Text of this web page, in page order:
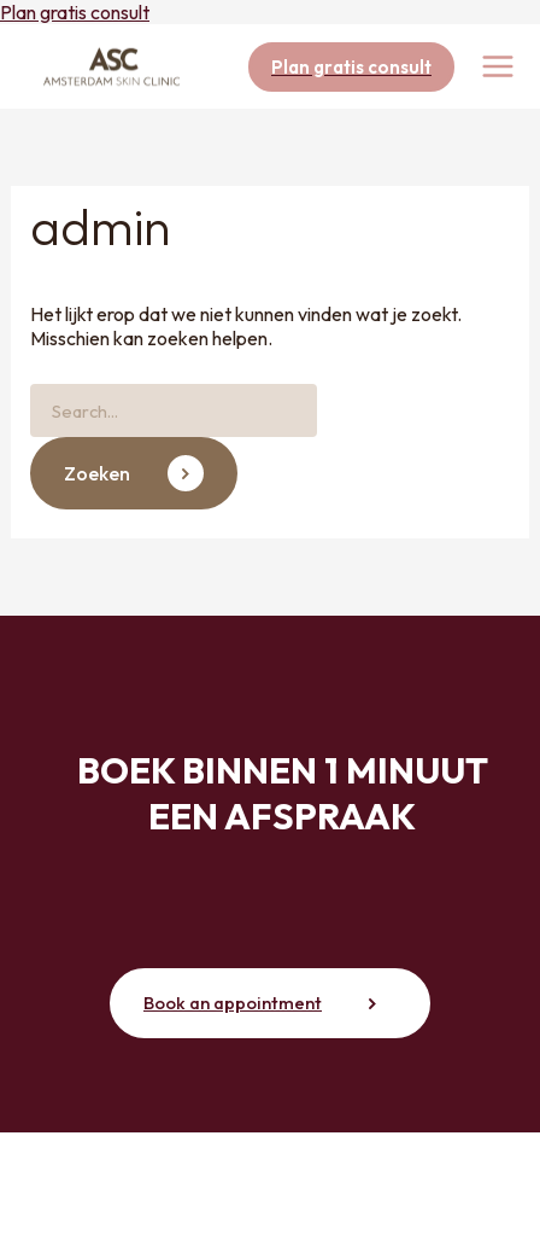
Plan gratis consultGa
inhoud
Plan gratis consult
admin
Het lijkt erop dat we niet kunnen vinden wat je zoekt.
Misschien kan zoeken helpen.
BOEK BINNEN 1 MINUUT
EEN AFSPRAAK
Book an appointment